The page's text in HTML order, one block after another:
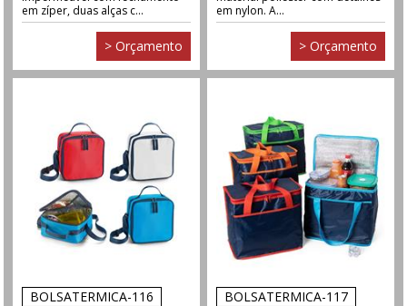
em zíper, duas alças c...
> Orçamento
em nylon. A...
> Orçamento
BOLSATERMICA-116 BOLSATERMICA-117